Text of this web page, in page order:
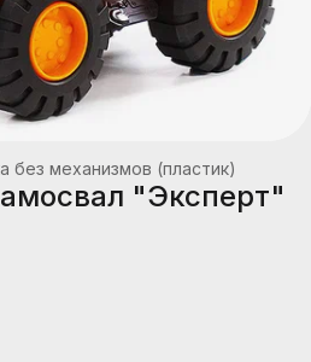
без механизмов (пластик)
"Эксперт"